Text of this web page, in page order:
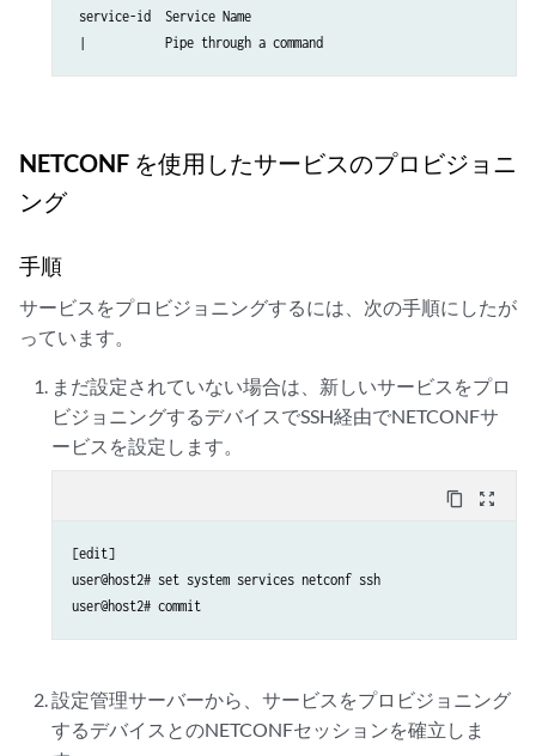
service-id  Service Name
NETCONF を使用したサービスのプロビジョニ
ング
手順
サービスをプロビジョニングするには、次の手順にしたが
っています。
まだ設定されていない場合は、新しいサービスをプロ
ビジョニングするデバイスでSSH経由でNETCONFサ
ービスを設定します。
content_copy zoom_out_map
[edit]
user@host2# set system services netconf ssh
設定管理サーバーから、サービスをプロビジョニング
するデバイスとのNETCONFセッションを確立しま